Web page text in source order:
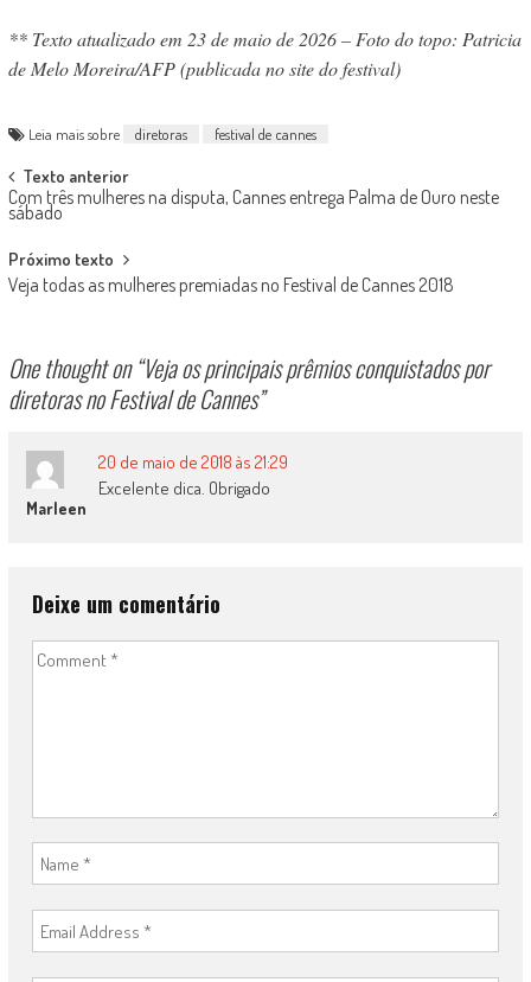
** Texto atualizado em 23 de maio de 2026 – Foto do topo: Patricia
de Melo Moreira/AFP (publicada no site do festival)
Leia mais sobre diretoras festival de cannes
Post
navigation
Texto anterior
Com três mulheres na disputa, Cannes entrega Palma de Ouro neste
sábado
Próximo texto
Veja todas as mulheres premiadas no Festival de Cannes 2018
One thought on “Veja os principais prêmios conquistados por
diretoras no Festival de Cannes”
Marleen
20 de maio de 2018 às 21:29
Excelente dica. Obrigado
Deixe um comentário